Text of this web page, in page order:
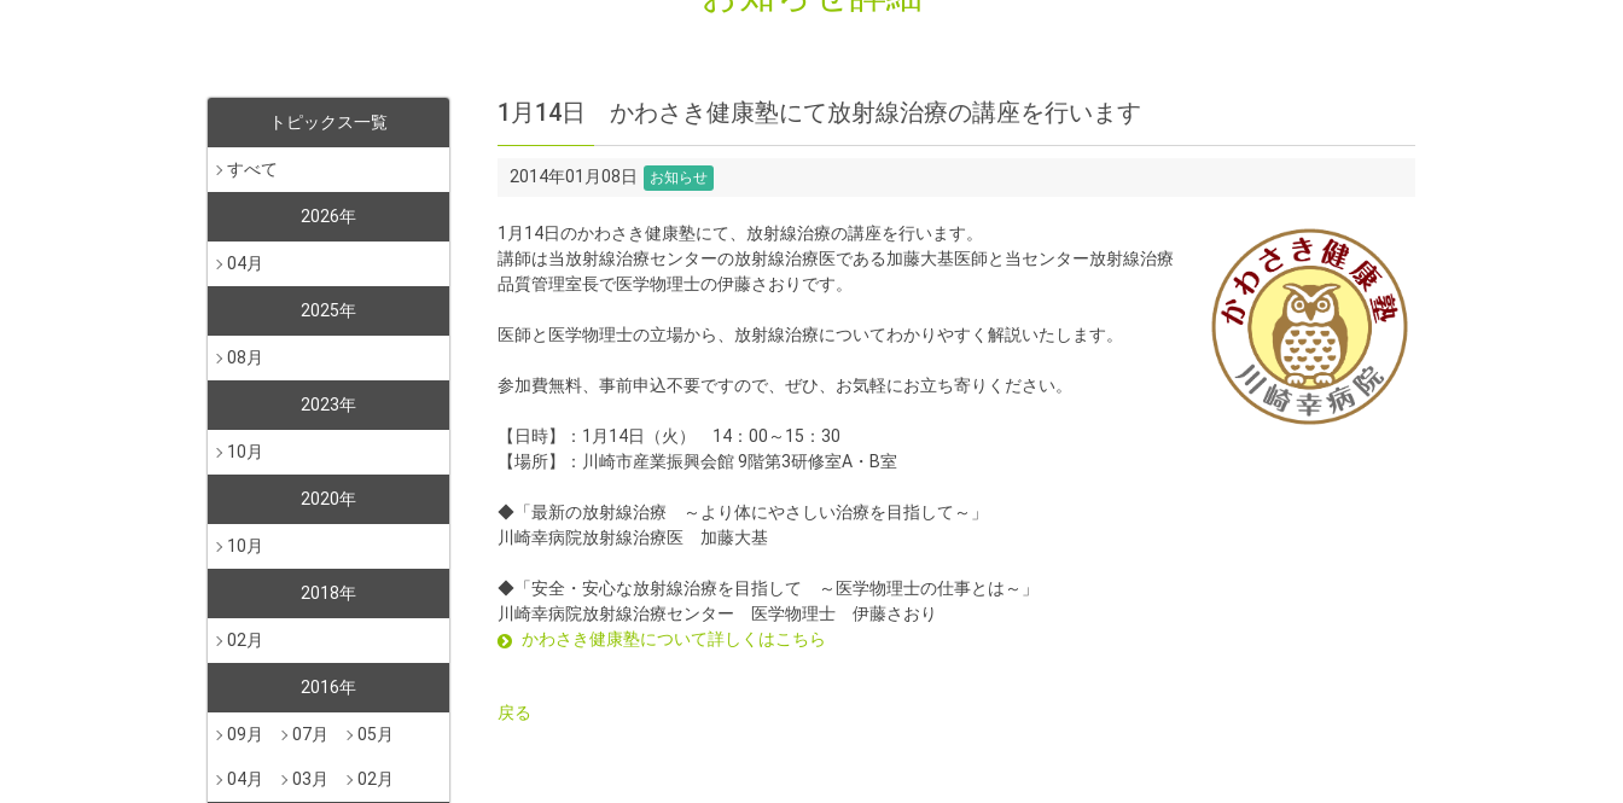
1月14日 かわさき健康塾にて放射線治療の講座を行います
2014年01月08日 お知らせ
1月14日のかわさき健康塾にて、放射線治療の講座を行います。
講師は当放射線治療センターの放射線治療医である加藤大基医師と当センター放射線治療
品質管理室長で医学物理士の伊藤さおりです。
医師と医学物理士の立場から、放射線治療についてわかりやすく解説いたします。
参加費無料、事前申込不要ですので、ぜひ、お気軽にお立ち寄りください。
【日時】：1月14日（火） 14：00～15：30
【場所】：川崎市産業振興会館 9階第3研修室A・B室
◆「最新の放射線治療 ～より体にやさしい治療を目指して～ 」
川崎幸病院放射線治療医 加藤大基
◆「安全・安心な放射線治療を目指して ～医学物理士の仕事とは～ 」
川崎幸病院放射線治療センター 医学物理士 伊藤さおり
かわさき健康塾について詳しくはこちら
戻る
トピックス一覧
すべて
2026年
04月
2025年
08月
2023年
10月
2020年
10月
2018年
02月
2016年
09月 07月 05月
04月 03月 02月